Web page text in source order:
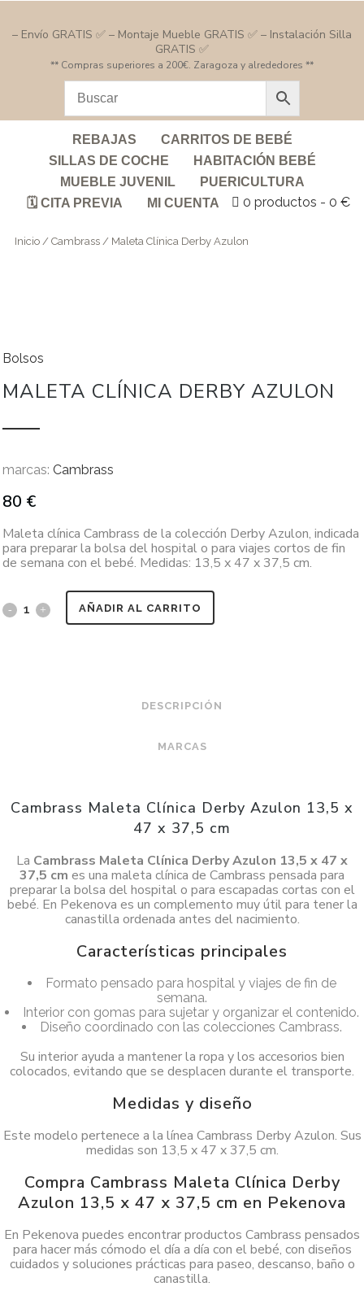
– Envío GRATIS ✅ – Montaje Mueble GRATIS ✅ – Instalación Silla
GRATIS ✅
** Compras superiores a 200€. Zaragoza y alrededores **
REBAJAS
CARRITOS DE BEBÉ
SILLAS DE COCHE
HABITACIÓN BEBÉ
MUEBLE JUVENIL
PUERICULTURA
🗓️ CITA PREVIA
MI CUENTA 0 productos 0 €
Inicio / Cambrass / Maleta Clínica Derby Azulon
Bolsos
MALETA CLÍNICA DERBY AZULON
marcas: Cambrass
80 €
Maleta clínica Cambrass de la colección Derby Azulon, indicada
para preparar la bolsa del hospital o para viajes cortos de fin
de semana con el bebé. Medidas: 13,5 x 47 x 37,5 cm.
AÑADIR AL CARRITO
DESCRIPCIÓN
MARCAS
Cambrass Maleta Clínica Derby Azulon 13,5 x
47 x 37,5 cm
La Cambrass Maleta Clínica Derby Azulon 13,5 x 47 x
37,5 cm es una maleta clínica de Cambrass pensada para
preparar la bolsa del hospital o para escapadas cortas con el
bebé. En Pekenova es un complemento muy útil para tener la
canastilla ordenada antes del nacimiento.
Características principales
Formato pensado para hospital y viajes de fin de
semana.
Interior con gomas para sujetar y organizar el contenido.
Diseño coordinado con las colecciones Cambrass.
Su interior ayuda a mantener la ropa y los accesorios bien
colocados, evitando que se desplacen durante el transporte.
Medidas y diseño
Este modelo pertenece a la línea Cambrass Derby Azulon. Sus
medidas son 13,5 x 47 x 37,5 cm.
Compra Cambrass Maleta Clínica Derby
Azulon 13,5 x 47 x 37,5 cm en Pekenova
En Pekenova puedes encontrar productos Cambrass pensados
para hacer más cómodo el día a día con el bebé, con diseños
cuidados y soluciones prácticas para paseo, descanso, baño o
canastilla.